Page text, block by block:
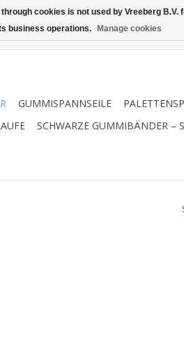
GUMMISPANNSEILE
SCHWARZE GUMMIBÄNDER –
cookies is not used by Vreeberg
business operations.
Manage cookies